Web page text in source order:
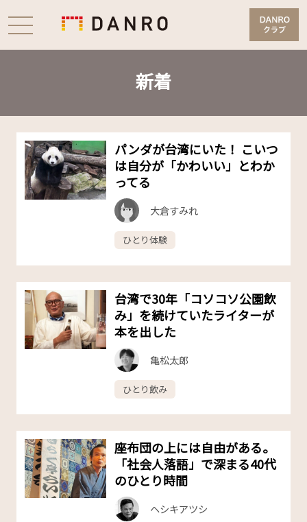
新着
パンダが台湾にいた！ こいつ
は自分が「かわいい」とわか
ってる
大倉すみれ
ひとり体験
台湾で30年「コソコソ公園飲
み」を続けていたライターが
本を出した
亀松太郎
ひとり飲み
座布団の上には自由がある。
「社会人落語」で深まる40代
のひとり時間
ヘシキアツシ